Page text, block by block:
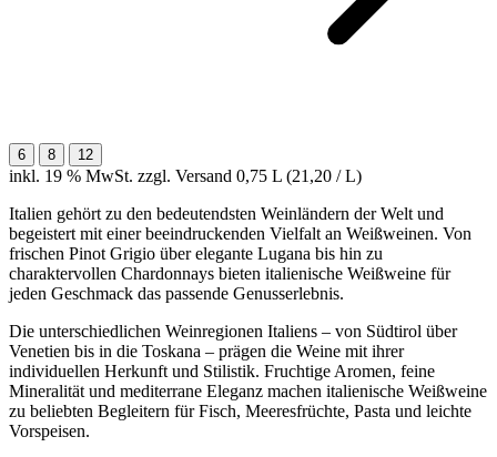
6 8 12
inkl. 19 % MwSt. zzgl. Versand 0,75 L (21,20 / L)
Italien gehört zu den bedeutendsten Weinländern der Welt und
begeistert mit einer beeindruckenden Vielfalt an Weißweinen. Von
frischen Pinot Grigio über elegante Lugana bis hin zu
charaktervollen Chardonnays bieten italienische Weißweine für
jeden Geschmack das passende Genusserlebnis.
Die unterschiedlichen Weinregionen Italiens – von Südtirol über
Venetien bis in die Toskana – prägen die Weine mit ihrer
individuellen Herkunft und Stilistik. Fruchtige Aromen, feine
Mineralität und mediterrane Eleganz machen italienische Weißweine
zu beliebten Begleitern für Fisch, Meeresfrüchte, Pasta und leichte
Vorspeisen.